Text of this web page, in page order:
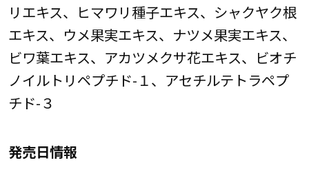
リエキス、ヒマワリ種子エキス、シャクヤク根
エキス、ウメ果実エキス、ナツメ果実エキス、
ビワ葉エキス、アカツメクサ花エキス、ビオチ
ノイルトリペプチド-１、アセチルテトラペプ
チド-３
発売日情報